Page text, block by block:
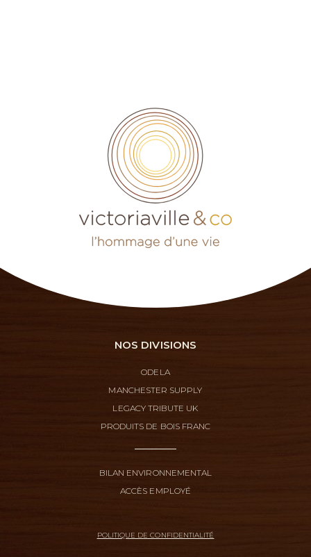
NOS DIVISIONS
ODELA
MANCHESTER SUPPLY
LEGACY TRIBUTE UK
PRODUITS DE BOIS FRANC
BILAN ENVIRONNEMENTAL
ACCÈS EMPLOYÉ
POLITIQUE DE CONFIDENTIALITÉ